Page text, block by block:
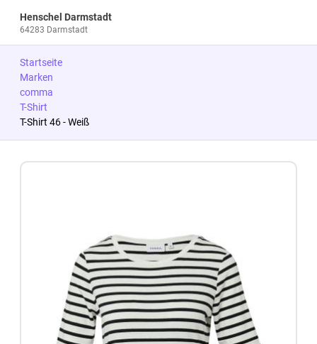
Henschel Darmstadt
64283 Darmstadt
Startseite
Marken
comma
T-Shirt
T-Shirt 46 - Weiß